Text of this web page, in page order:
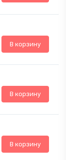
В корзину
В корзину
В корзину